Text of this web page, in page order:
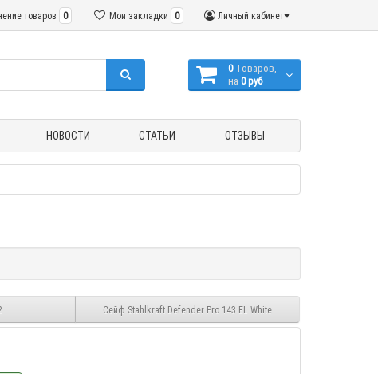
Личный кабинет
Мои закладки 0
товаров 0
0 Tоваров,
на 0 руб
НОВОСТИ СТАТЬИ ОТЗЫВЫ
Сейф Stahlkraft Defender Pro 143 EL White